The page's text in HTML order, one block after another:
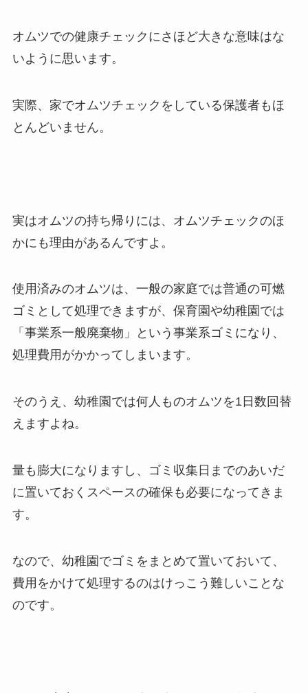
オムツでの健康チェックにさほど大きな意味はな
いように思います。
実際、家でオムツチェックをしている保護者もほ
とんどいません。
実はオムツの持ち帰りには、オムツチェックのほ
かにも理由があるんですよ。
使用済みのオムツは、一般の家庭では普通の可燃
ゴミとして処理できますが、保育園や幼稚園では
「事業系一般廃棄物」という事業系ゴミになり、
処理費用がかかってしまいます。
そのうえ、幼稚園では何人ものオムツを1日数回替
えますよね。
量も膨大になりますし、ゴミ収集日までのあいだ
に置いておくスペースの確保も必要になってきま
す。
なので、幼稚園でゴミをまとめて置いておいて、
費用をかけて処理するのはけっこう難しいことな
のです。